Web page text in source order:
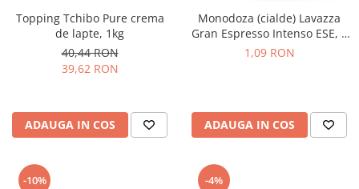
Topping Tchibo Pure crema
de lapte, 1kg
40,44 RON
39,62 RON
ADAUGA IN COS
Monodoza (cialde) Lavazza
Gran Espresso Intenso ESE, 1
buc
1,09 RON
ADAUGA IN COS
-10% -4%